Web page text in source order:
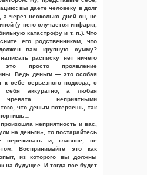
вы даете человеку в долг
а через несколько дней он, не
(у него случается инфаркт,
катастрофу и т. п.). Что
его родственникам, что
вам крупную сумму?
расписку нет ничего
это просто проявление
Ведь деньги — это особая
к себе серьезного подхода, с
себя аккуратно, а любая
чревата неприятными
что деньги потеряешь, так
неприятность и вас,
на деньги», то постарайтесь
переживать и, главное, не
Воспринимайте это как
из которого вы должны
на будущее. И тогда все будет